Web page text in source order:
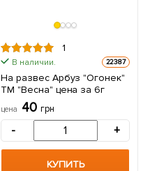
1
В наличии. 22387
На развес Арбуз "Огонек"
ТМ "Весна" цена за 6г
цена 40 грн
- +
КУПИТЬ